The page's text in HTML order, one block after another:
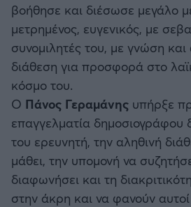
βοήθησε και διέσωσε μεγάλο
μετρημένος, ευγενικός, με
συνομιλητές του, με γνώση και
διάθεση για προσφορά στο
κόσμο του.
Ο Πάνος Γεραμάνης υπήρξε
επαγγελματία δημοσιογράφου
του ερευνητή, την αληθινή
μάθει, την υπομονή να
διαφωνήσει και τη
στην άκρη και να φανούν